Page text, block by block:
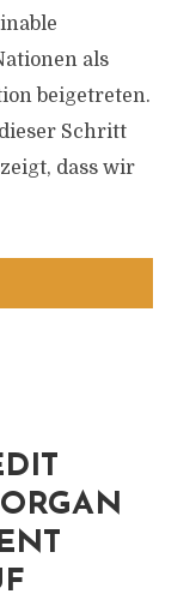
als
beigetreten.
Schritt
dass wir